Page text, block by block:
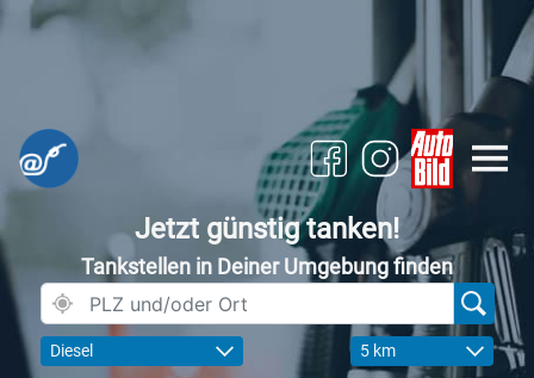
Jetzt günstig tanken!
Tankstellen in Deiner Umgebung finden
Diesel 5 km